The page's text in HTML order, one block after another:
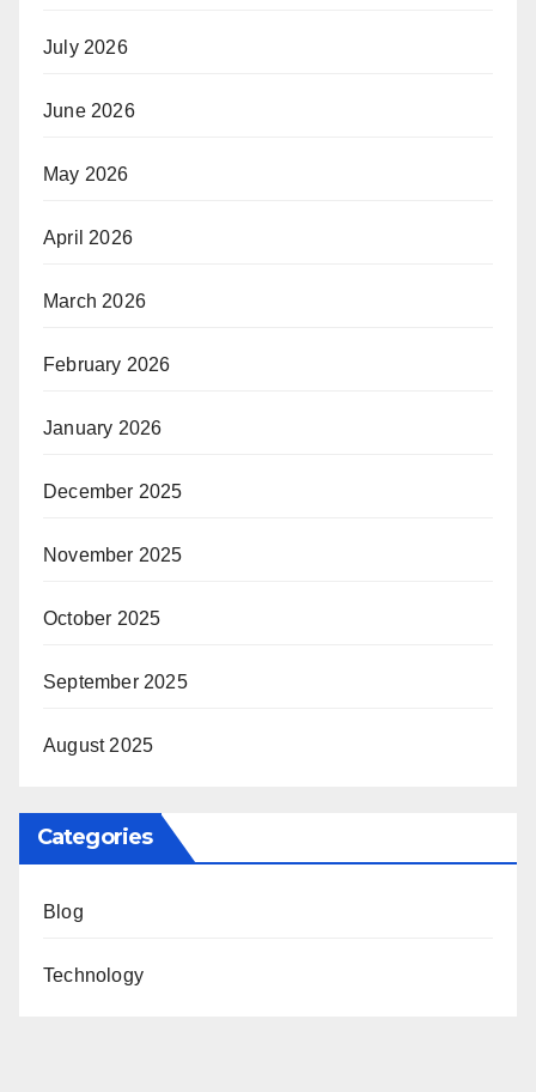
July 2026
June 2026
May 2026
April 2026
March 2026
February 2026
January 2026
December 2025
November 2025
October 2025
September 2025
August 2025
Categories
Blog
Technology